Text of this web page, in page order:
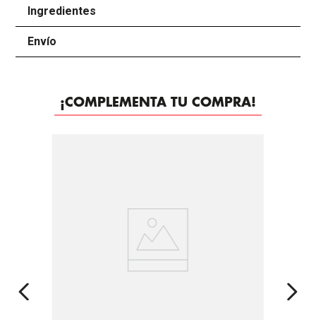
Ingredientes
Envío
¡COMPLEMENTA TU COMPRA!